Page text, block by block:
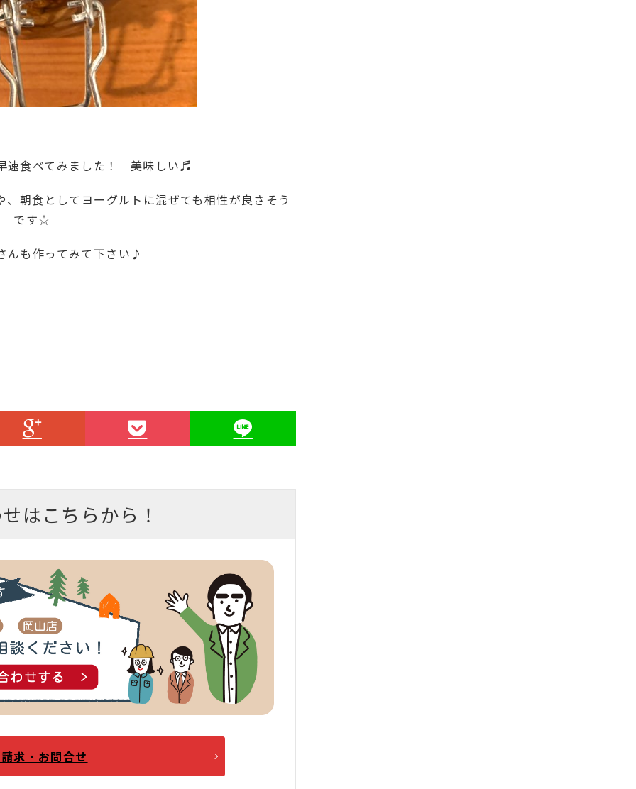
速食べてみました！ 美味しい♬
朝食としてヨーグルトに混ぜても相性が良さそう
です☆
んも作ってみて下さい♪
はこちらから！
求・お問合せ